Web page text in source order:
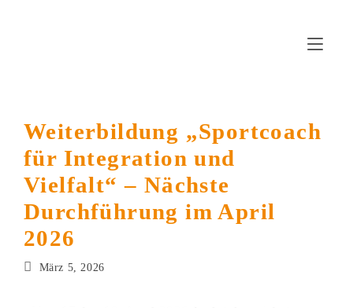
Weiterbildung „Sportcoach
für Integration und
Vielfalt“ – Nächste
Durchführung im April
2026
März 5, 2026